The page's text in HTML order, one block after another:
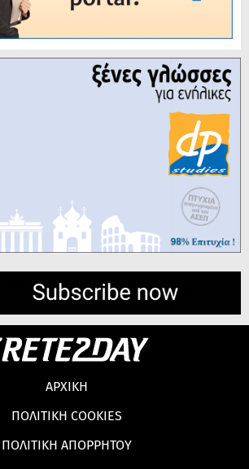
ΑΡΧΙΚΗ
ΠΟΛΙΤΙΚΗ COOKIES
ΠΟΛΙΤΙΚΗ ΑΠΟΡΡΗΤΟΥ